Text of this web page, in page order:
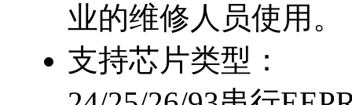
业的维修人员使用。
支持芯片类型：